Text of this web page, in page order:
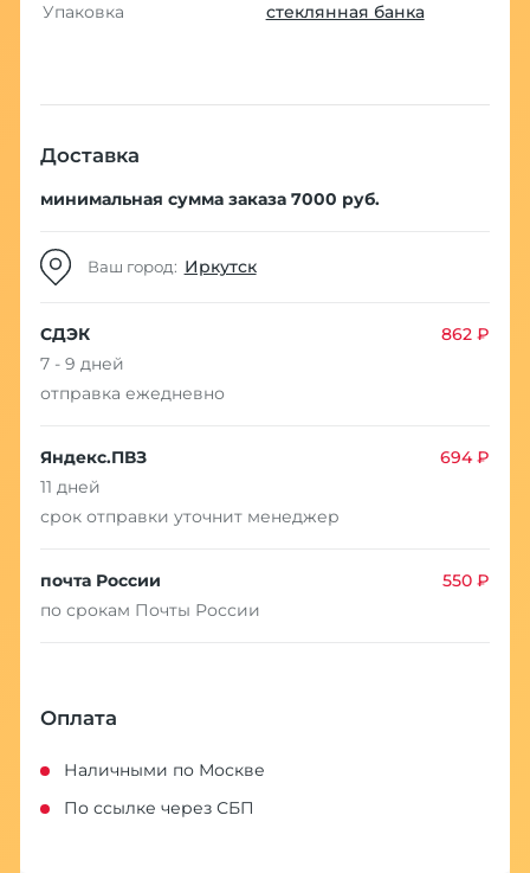
Упаковка
стеклянная банка
Доставка
минимальная сумма заказа 7000 руб.
Ваш город: Иркутск
СДЭК
862 ₽
7 - 9 дней
отправка ежедневно
Яндекс.ПВЗ
694 ₽
11 дней
срок отправки уточнит менеджер
почта России
550 ₽
по срокам Почты России
Оплата
Наличными по Москве
По ссылке через СБП